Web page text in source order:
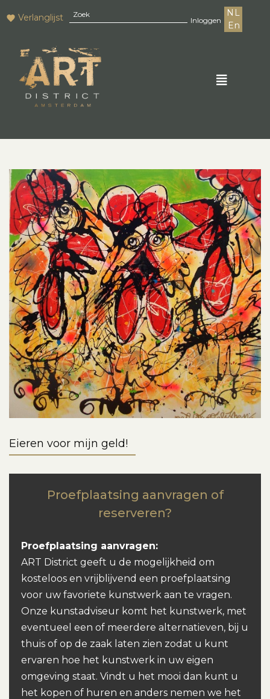
Verlanglijst Inloggen
NL
En
Eieren voor mijn geld!
Proefplaatsing aanvragen of
reserveren?
Proefplaatsing aanvragen:
ART District geeft u de mogelijkheid om
kosteloos en vrijblijvend een proefplaatsing
voor uw favoriete kunstwerk aan te vragen.
Onze kunstadviseur komt het kunstwerk, met
eventueel een of meerdere alternatieven, bij u
thuis of op de zaak laten zien zodat u kunt
ervaren hoe het kunstwerk in uw eigen
omgeving staat. Vindt u het mooi dan kunt u
het kopen of huren en anders nemen we het